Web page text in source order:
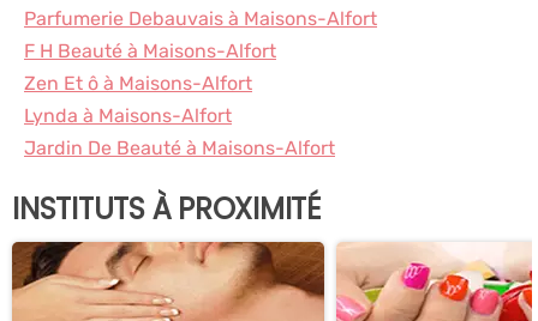
Parfumerie Debauvais à Maisons-Alfort
F H Beauté à Maisons-Alfort
Zen Et ô à Maisons-Alfort
Lynda à Maisons-Alfort
Jardin De Beauté à Maisons-Alfort
INSTITUTS À PROXIMITÉ